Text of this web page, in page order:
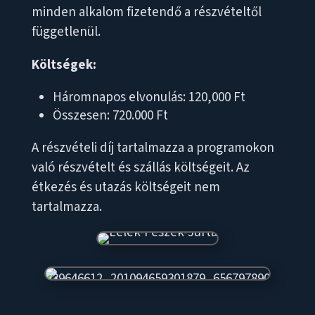
minden alkalom fizetendő a részvételtől
függetlenül.
Költségek:
Háromnapos elvonulás: 120,000 Ft
Összesen: 720.000 Ft
A részvételi díj tartalmazza a programokon
való részvételt és szállás költségeit. Az
étkezés és utazás költségeit nem
tartalmazza.